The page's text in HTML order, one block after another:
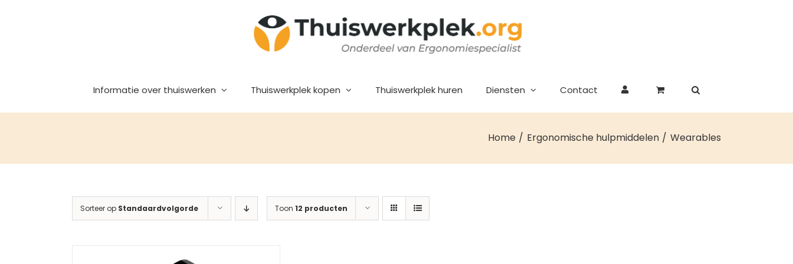
Informatie over thuiswerken Thuiswerkplek kopen Thuiswerkplek huren Diensten Contact
Home Ergonomische hulpmiddelen Wearables
Sorteer op Standaardvolgorde Toon 12 producten